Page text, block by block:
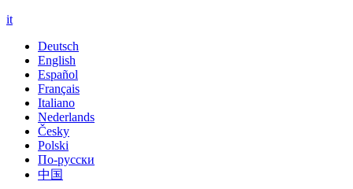
it
Deutsch
English
Español
Français
Italiano
Nederlands
Česky
Polski
По-русски
中国